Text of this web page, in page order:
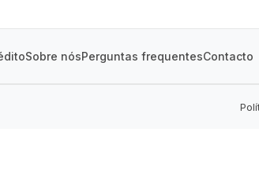
Sobre nósPerguntas frequentesContacto